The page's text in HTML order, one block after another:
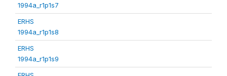
1994a_r1p1s7
ERHS
1994a_r1p1s8
ERHS
1994a_r1p1s9